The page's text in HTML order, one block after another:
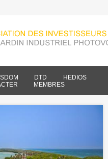
DTD
HEDIOS
MEMBRES